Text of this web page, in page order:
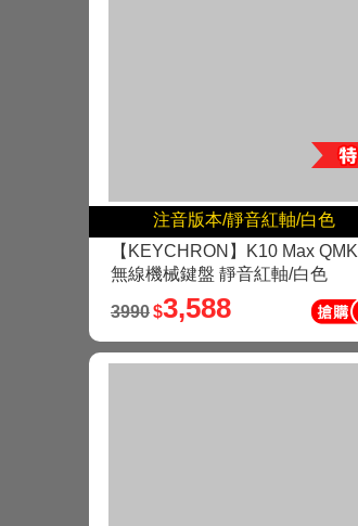
注音版本/靜音紅軸/白色
【KEYCHRON】K10 Max QMK
無線機械鍵盤 靜音紅軸/白色
3990$3,588